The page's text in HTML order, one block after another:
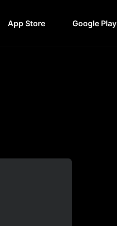
App Store Google Play